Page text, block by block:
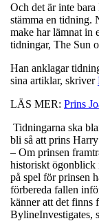
Och det är inte
stämma en tidning.
make har lämnat in
tidningar, The Sun
Han anklagar
sina artiklar, skriver
LÄS MER: Prins
Tidningarna ska
bli så att prins
– Om prinsen
historiskt ögonblick
på spel för prinsen
förbereda fallen
känner att det finns
BylineInvestigates,